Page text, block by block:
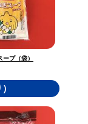
ープ（袋）